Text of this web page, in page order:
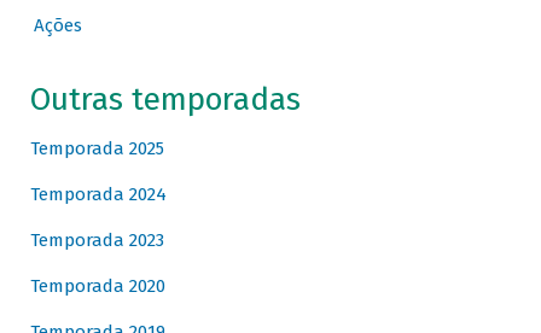
Ações
Outras temporadas
Temporada 2025
Temporada 2024
Temporada 2023
Temporada 2020